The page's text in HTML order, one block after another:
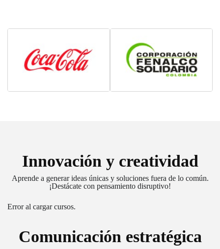
Innovación y creatividad
Aprende a generar ideas únicas y soluciones fuera de lo común.
¡Destácate con pensamiento disruptivo!
Error al cargar cursos.
Comunicación estratégica